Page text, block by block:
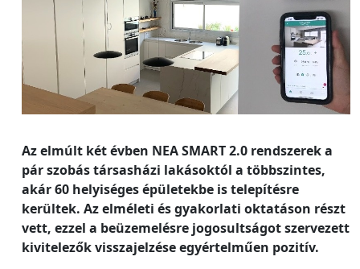
Az elmúlt két évben NEA SMART 2.0 rendszerek a
pár szobás társasházi lakásoktól a többszintes,
akár 60 helyiséges épületekbe is telepítésre
kerültek. Az elméleti és gyakorlati oktatáson részt
vett, ezzel a beüzemelésre jogosultságot szervezett
kivitelezők visszajelzése egyértelműen pozitív.